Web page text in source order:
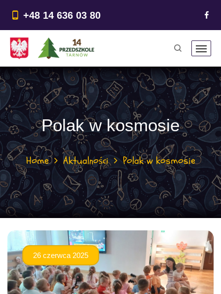
treści
+48 14 636 03 80
Polak w kosmosie
Home Aktualności Polak w kosmosie
26 czerwca 2025